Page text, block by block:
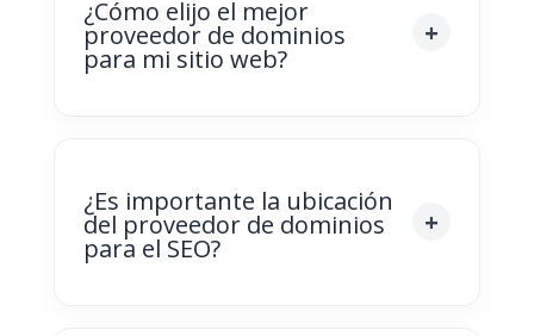
¿Cómo elijo el mejor
proveedor de dominios
para mi sitio web?
¿Es importante la ubicación
del proveedor de dominios
para el SEO?